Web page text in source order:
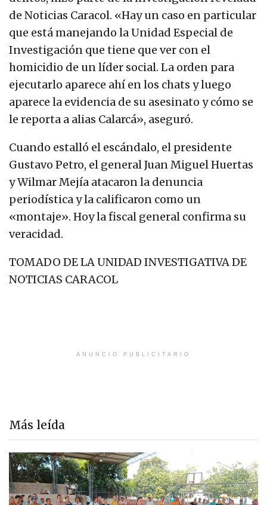
de Noticias Caracol. «Hay un caso en particular
que está manejando la Unidad Especial de
Investigación que tiene que ver con el
homicidio de un líder social. La orden para
ejecutarlo aparece ahí en los chats y luego
aparece la evidencia de su asesinato y cómo se
le reporta a alias Calarcá», aseguró.
Cuando estalló el escándalo, el presidente
Gustavo Petro, el general Juan Miguel Huertas
y Wilmar Mejía atacaron la denuncia
periodística y la calificaron como un
«montaje». Hoy la fiscal general confirma su
veracidad.
TOMADO DE LA UNIDAD INVESTIGATIVA DE
NOTICIAS CARACOL
ANUNCIO PUBLICITARIO
Más leída